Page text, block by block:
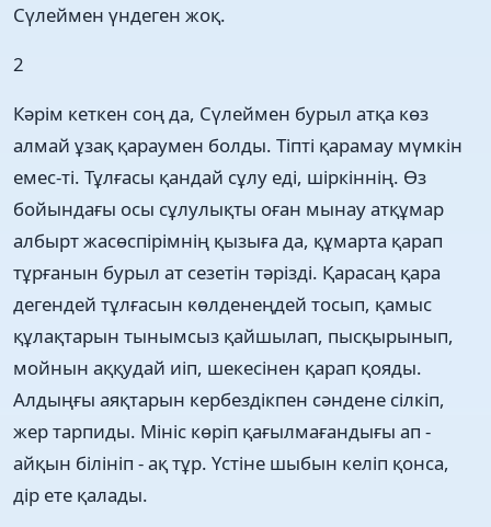
Сүлеймен үндеген жоқ.
2
Кәрім кеткен соң да, Сүлеймен бурыл атқа көз
алмай ұзақ қараумен болды. Тіпті қарамау мүмкін
емес-ті. Тұлғасы қандай сұлу еді, шіркіннің. Өз
бойындағы осы сұлулықты оған мынау атқұмар
албырт жасөспірімнің қызыға да, құмарта қарап
тұрғанын бурыл ат сезетін тәрізді. Қарасаң қара
дегендей тұлғасын көлденеңдей тосып, қамыс
құлақтарын тынымсыз қайшылап, пысқырынып,
мойнын аққудай иіп, шекесінен қарап қояды.
Алдыңғы аяқтарын кербездікпен сәндене сілкіп,
жер тарпиды. Мініс көріп қағылмағандығы ап -
айқын білініп - ақ тұр. Үстіне шыбын келіп қонса,
дір ете қалады.